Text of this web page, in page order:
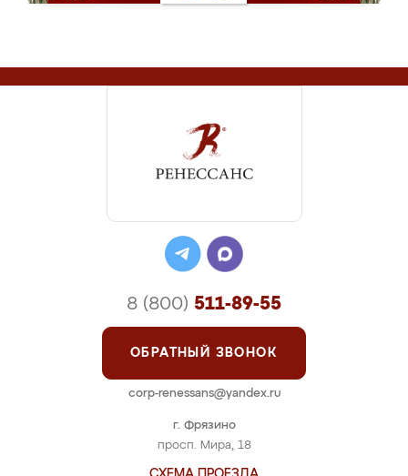
г. Фрязино
просп. Мира, 18
8 (800) 511-89-55
ОБРАТНЫЙ ЗВОНОК
corp-renessans@yandex.ru